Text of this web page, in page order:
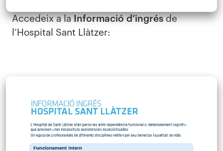
Accedeix a laInformació d’ingrésde
l’Hospital Sant Llàtzer: